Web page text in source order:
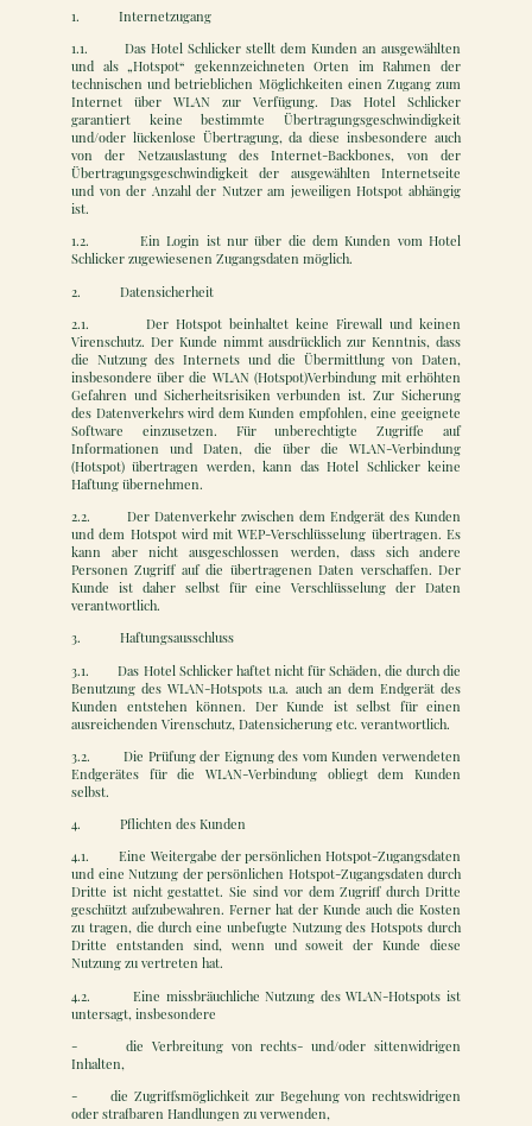
1. Internetzugang
1.1. Das Hotel Schlicker stellt dem Kunden an ausgewählten
und als „Hotspot“ gekennzeichneten Orten im Rahmen der
technischen und betrieblichen Möglichkeiten einen Zugang zum
Internet über WLAN zur Verfügung. Das Hotel Schlicker
garantiert keine bestimmte Übertragungsgeschwindigkeit
und/oder lückenlose Übertragung, da diese insbesondere auch
von der Netzauslastung des Internet-Backbones, von der
Übertragungsgeschwindigkeit der ausgewählten Internetseite
und von der Anzahl der Nutzer am jeweiligen Hotspot abhängig
ist.
1.2. Ein Login ist nur über die dem Kunden vom Hotel
Schlicker zugewiesenen Zugangsdaten möglich.
2. Datensicherheit
2.1. Der Hotspot beinhaltet keine Firewall und keinen
Virenschutz. Der Kunde nimmt ausdrücklich zur Kenntnis, dass
die Nutzung des Internets und die Übermittlung von Daten,
insbesondere über die WLAN (Hotspot)Verbindung mit erhöhten
Gefahren und Sicherheitsrisiken verbunden ist. Zur Sicherung
des Datenverkehrs wird dem Kunden empfohlen, eine geeignete
Software einzusetzen. Für unberechtigte Zugriffe auf
Informationen und Daten, die über die WLAN-Verbindung
(Hotspot) übertragen werden, kann das Hotel Schlicker keine
Haftung übernehmen.
2.2. Der Datenverkehr zwischen dem Endgerät des Kunden
und dem Hotspot wird mit WEP-Verschlüsselung übertragen. Es
kann aber nicht ausgeschlossen werden, dass sich andere
Personen Zugriff auf die übertragenen Daten verschaffen. Der
Kunde ist daher selbst für eine Verschlüsselung der Daten
verantwortlich.
3. Haftungsausschluss
3.1. Das Hotel Schlicker haftet nicht für Schäden, die durch die
Benutzung des WLAN-Hotspots u.a. auch an dem Endgerät des
Kunden entstehen können. Der Kunde ist selbst für einen
ausreichenden Virenschutz, Datensicherung etc. verantwortlich.
3.2. Die Prüfung der Eignung des vom Kunden verwendeten
Endgerätes für die WLAN-Verbindung obliegt dem Kunden
selbst.
4. Pflichten des Kunden
4.1. Eine Weitergabe der persönlichen Hotspot-Zugangsdaten
und eine Nutzung der persönlichen Hotspot-Zugangsdaten durch
Dritte ist nicht gestattet. Sie sind vor dem Zugriff durch Dritte
geschützt aufzubewahren. Ferner hat der Kunde auch die Kosten
zu tragen, die durch eine unbefugte Nutzung des Hotspots durch
Dritte entstanden sind, wenn und soweit der Kunde diese
Nutzung zu vertreten hat.
4.2. Eine missbräuchliche Nutzung des WLAN-Hotspots ist
untersagt, insbesondere
- die Verbreitung von rechts- und/oder sittenwidrigen
Inhalten,
- die Zugriffsmöglichkeit zur Begehung von rechtswidrigen
oder strafbaren Handlungen zu verwenden,